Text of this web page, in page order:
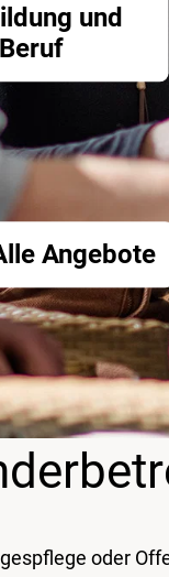
Angebote
und
Beruf
oder